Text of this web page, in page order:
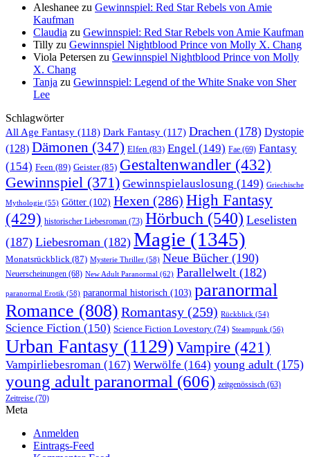
Aleshanee zu Gewinnspiel: Red Star Rebels von Amie
Kaufman
Claudia zu Gewinnspiel: Red Star Rebels von Amie Kaufman
Tilly zu Gewinnspiel Nightblood Prince von Molly X. Chang
Viola Petersen zu Gewinnspiel Nightblood Prince von Molly
X. Chang
Tanja zu Gewinnspiel: Legend of the White Snake von Sher
Lee
Schlagwörter
All Age Fantasy (118) Dark Fantasy (117) Drachen (178) Dystopie
(128) Dämonen (347) Elfen (83) Engel (149) Fae (69) Fantasy
(154) Feen (89) Geister(85) Gestaltenwandler (432)
Gewinnspiel (371) Gewinnspielauslosung (149) Griechische
Mythologie (55) Götter (102) Hexen (286) High Fantasy
(429) historischer Liebesroman (73) Hörbuch (540) Leselisten
(187) Liebesroman (182) Magie (1345)
Monatsrückblick (87) Mysterie Thriller (58) Neue Bücher (190)
Neuerscheinungen (68) New Adult Paranormal (62) Parallelwelt (182)
paranormal Erotik (58) paranormal historisch (103) paranormal
Romance (808) Romantasy (259) Rückblick (54)
Science Fiction (150) Science Fiction Lovestory (74) Steampunk (56)
Urban Fantasy (1129) Vampire (421)
Vampirliebesroman (167) Werwölfe (164) young adult (175)
young adult paranormal (606) zeitgenössisch (63)
Zeitreise (70)
Meta
Anmelden
Eintrags-Feed